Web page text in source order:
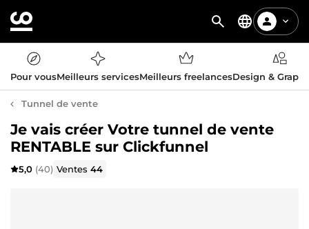
Pour vousMeilleurs servicesMeilleurs freelancesDesign &
Tunnel de vente
Je vais créer Votre tunnel de vente
RENTABLE sur Clickfunnel
5,0 (40) Ventes44